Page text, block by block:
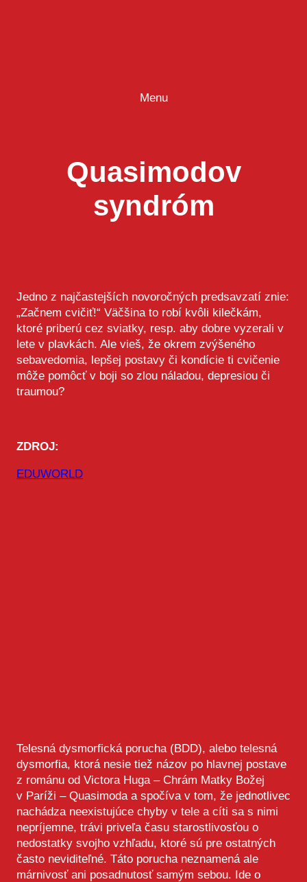
Menu
Quasimodov
syndróm
Jedno z najčastejších novoročných predsavzatí znie:
„Začnem cvičiť!“ Väčšina to robí kvôli kilečkám,
ktoré priberú cez sviatky, resp. aby dobre vyzerali v
lete v plavkách. Ale vieš, že okrem zvýšeného
sebavedomia, lepšej postavy či kondície ti cvičenie
môže pomôcť v boji so zlou náladou, depresiou či
traumou?
ZDROJ:
EDUWORLD
Telesná dysmorfická porucha (BDD), alebo telesná
dysmorfia, ktorá nesie tiež názov po hlavnej postave
z románu od Victora Huga – Chrám Matky Božej
v Paríži – Quasimoda a spočíva v tom, že jednotlivec
nachádza neexistujúce chyby v tele a cíti sa s nimi
nepríjemne, trávi priveľa času starostlivosťou o
nedostatky svojho vzhľadu, ktoré sú pre ostatných
často neviditeľné. Táto porucha neznamená ale
márnivosť ani posadnutosť samým sebou. Ide o